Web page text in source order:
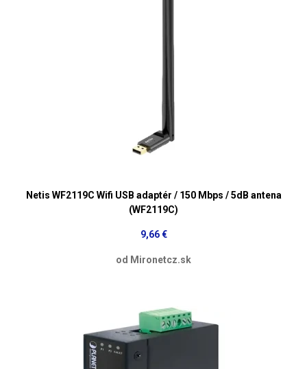
Netis WF2119C Wifi USB adaptér / 150 Mbps / 5dB antena
(WF2119C)
9,66 €
od Mironetcz.sk